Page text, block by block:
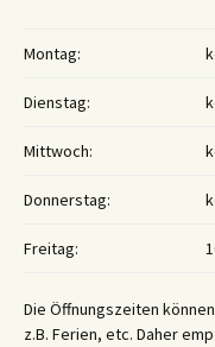
Montag:
Dienstag:
Mittwoch:
Donnerstag:
Freitag:
Die Öffnungszeiten
z.B. Ferien, etc. Daher